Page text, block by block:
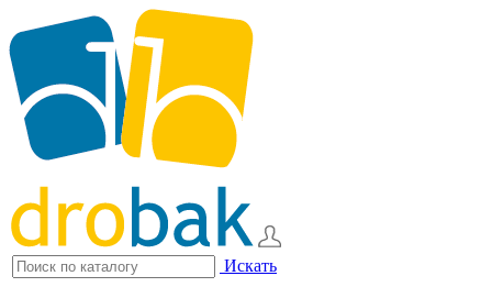
Искать